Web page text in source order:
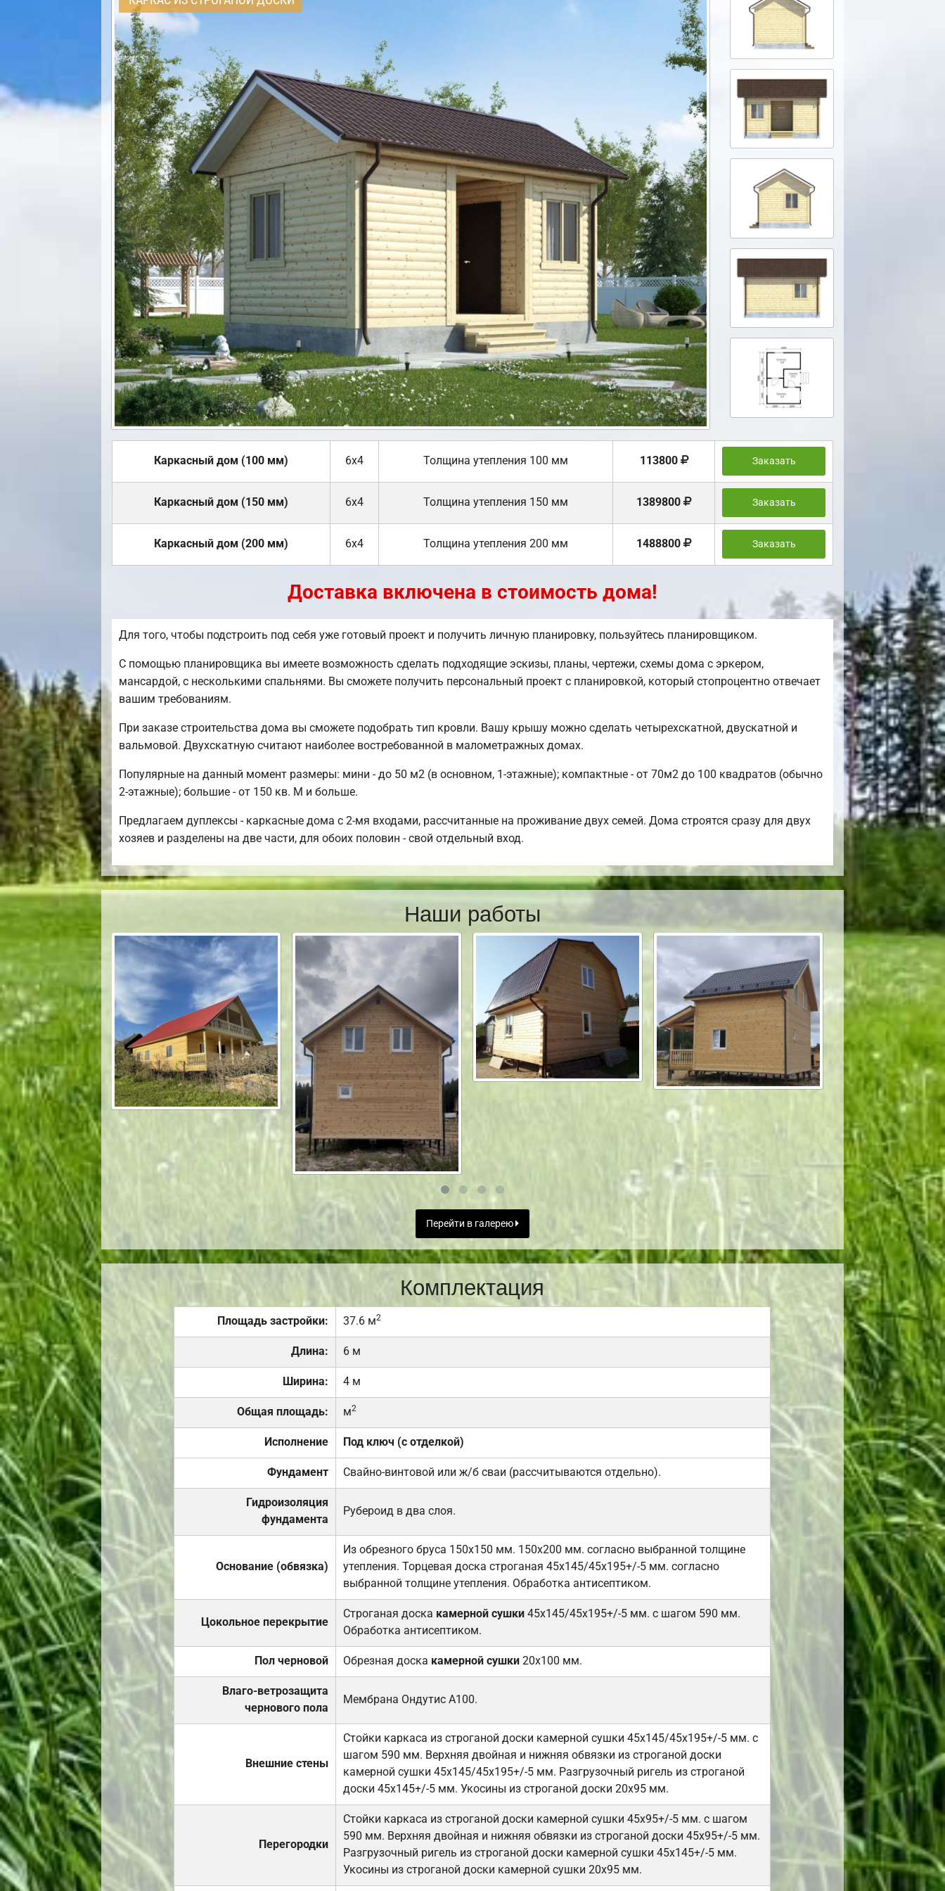
Каркасный дом (100 мм) 6х4 Толщина утепления 100 мм 113800 Заказать
Каркасный дом (150 мм) 6х4 Толщина утепления 150 мм 1389800 Заказать
Каркасный дом (200 мм) 6х4 Толщина утепления 200 мм 1488800 Заказать
Доставка включена в стоимость дома!
Для того, чтобы подстроить под себя уже готовый проект и получить личную планировку, пользуйтесь планировщиком.
С помощью планировщика вы имеете возможность сделать подходящие эскизы, планы, чертежи, схемы дома с эркером,
мансардой, с несколькими спальнями. Вы сможете получить персональный проект с планировкой, который стопроцентно отвечает
вашим требованиям.
При заказе строительства дома вы сможете подобрать тип кровли. Вашу крышу можно сделать четырехскатной, двускатной и
вальмовой. Двухскатную считают наиболее востребованной в малометражных домах.
Популярные на данный момент размеры: мини - до 50 м2 (в основном, 1-этажные); компактные - от 70м2 до 100 квадратов (обычно
2-этажные); большие - от 150 кв. М и больше.
Предлагаем дуплексы - каркасные дома с 2-мя входами, рассчитанные на проживание двух семей. Дома строятся сразу для двух
хозяев и разделены на две части, для обоих половин - свой отдельный вход.
Наши работы
Перейти в галерею
Комплектация
Площадь застройки: 37.6 м2
Длина: 6 м
Ширина: 4 м
Общая площадь: м2
Исполнение Под ключ (с отделкой)
Фундамент Свайно-винтовой или ж/б сваи (рассчитываются отдельно).
Гидроизоляция
фундамента
Рубероид в два слоя.
Основание (обвязка)
Из обрезного бруса 150х150 мм. 150х200 мм. согласно выбранной толщине
утепления. Торцевая доска строганая 45х145/45х195+/-5 мм. согласно
выбранной толщине утепления. Обработка антисептиком.
Цокольное перекрытие
Строганая доска камерной сушки 45х145/45х195+/-5 мм. с шагом 590 мм.
Обработка антисептиком.
Пол черновой Обрезная доска камерной сушки20х100 мм.
Влаго-ветрозащита
чернового пола
Мембрана Ондутис А100.
Внешние стены
Стойки каркаса из строганой доски камерной сушки 45х145/45х195+/-5 мм. с
шагом 590 мм. Верхняя двойная и нижняя обвязки из строганой доски
камерной сушки 45х145/45х195+/-5 мм. Разгрузочный ригель из строганой
доски 45х145+/-5 мм. Укосины из строганой доски 20х95 мм.
Перегородки
Стойки каркаса из строганой доски камерной сушки 45х95+/-5 мм. с шагом
590 мм. Верхняя двойная и нижняя обвязки из строганой доски 45х95+/-5 мм.
Разгрузочный ригель из строганой доски камерной сушки 45х145+/-5 мм.
Укосины из строганой доски камерной сушки 20х95 мм.